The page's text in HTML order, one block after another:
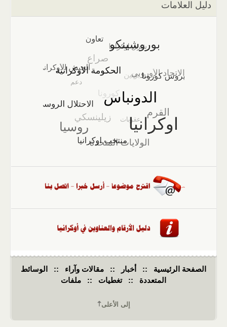
دليل العلامات
الصفحة الرئيسية :: أخبار :: مقالات وآراء ::
الوسائط
المتعددة
:: تغطيات :: ملفات
إلى الأعلى